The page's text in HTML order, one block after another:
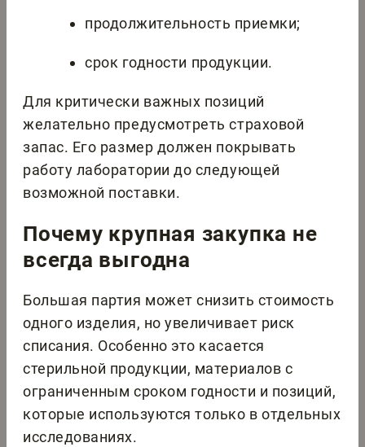
продолжительность приемки;
срок годности продукции.
Для критически важных позиций
желательно предусмотреть страховой
запас. Его размер должен покрывать
работу лаборатории до следующей
возможной поставки.
Почему крупная закупка не
всегда выгодна
Большая партия может снизить стоимость
одного изделия, но увеличивает риск
списания. Особенно это касается
стерильной продукции, материалов с
ограниченным сроком годности и позиций,
которые используются только в отдельных
исследованиях.